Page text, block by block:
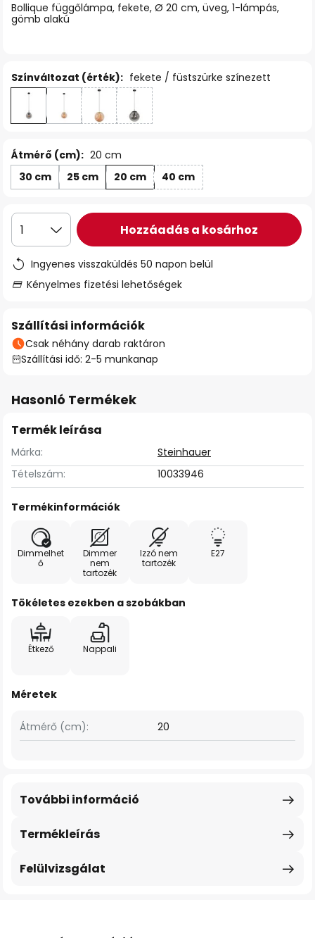
Bollique függőlámpa, fekete, Ø 20 cm, üveg, 1-lámpás,
gömb alakú
Színváltozat (érték): fekete / füstszürke színezett
Átmérő (cm): 20 cm
30 cm
25 cm 20 cm 40 cm
1 Hozzáadás a kosárhoz
Ingyenes visszaküldés 50 napon belül
Kényelmes fizetési lehetőségek
Szállítási információk
Csak néhány darab raktáron
Szállítási idő: 2-5 munkanap
Hasonló Termékek
Termék leírása
Márka:
Steinhauer
Tételszám:
10033946
Termékinformációk
Dimmelhet
ő
Dimmer
nem
tartozék
Izzó nem
tartozék
E27
Tökéletes ezekben a szobákban
Étkező Nappali
Méretek
Átmérő (cm): 20
Termékleírás
További információ
Felülvizsgálat